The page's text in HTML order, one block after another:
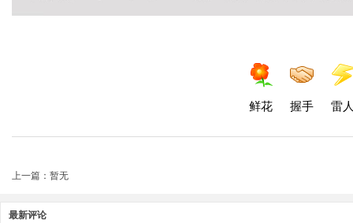
鲜花 握手 雷
上一篇：暂无
最新评论